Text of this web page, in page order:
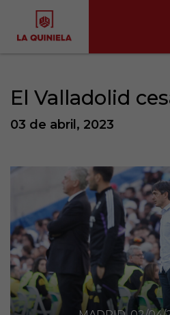
El Valladolid
03 de abril, 2023